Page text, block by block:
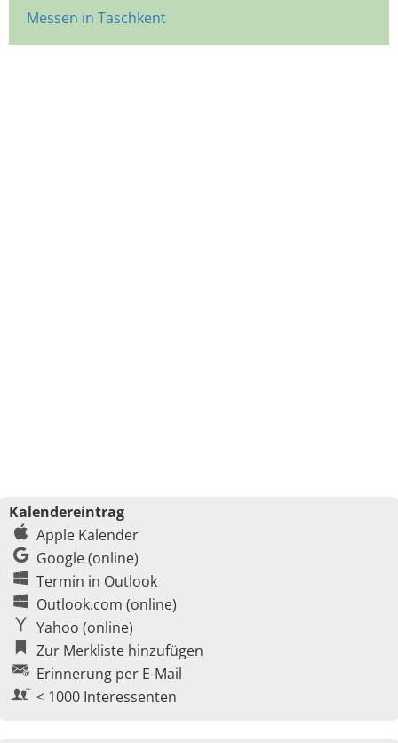
Messen in Taschkent
Kalendereintrag
Apple Kalender
Google (online)
Termin in Outlook
Outlook.com (online)
Yahoo (online)
Zur Merkliste hinzufügen
Erinnerung per E-Mail
< 1000 Interessenten